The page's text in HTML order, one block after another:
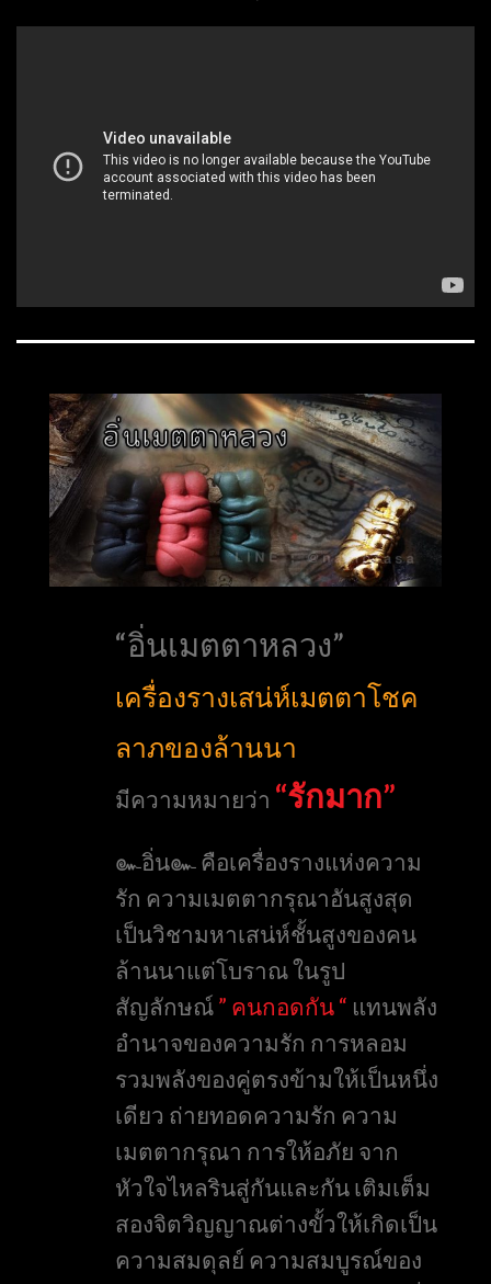
“อิ่นเมตตาหลวง”
เครื่องรางเสน่ห์เมตตาโชค
ลาภของล้านนา
มีความหมายว่า “รักมาก”
๛อิ่น๛ คือเครื่องรางแห่งความ
รัก ความเมตตากรุณาอันสูงสุด
เป็นวิชามหาเสน่ห์ชั้นสูงของคน
ล้านนาแต่โบราณ ในรูป
สัญลักษณ์ ” คนกอดกัน “ แทนพลัง
อำนาจของความรัก การหลอม
รวมพลังของคู่ตรงข้ามให้เป็นหนึ่ง
เดียว ถ่ายทอดความรัก ความ
เมตตากรุณา การให้อภัย จาก
หัวใจไหลรินสู่กันและกัน เติมเต็ม
สองจิตวิญญาณต่างขั้วให้เกิดเป็น
ความสมดุลย์ ความสมบูรณ์ของ